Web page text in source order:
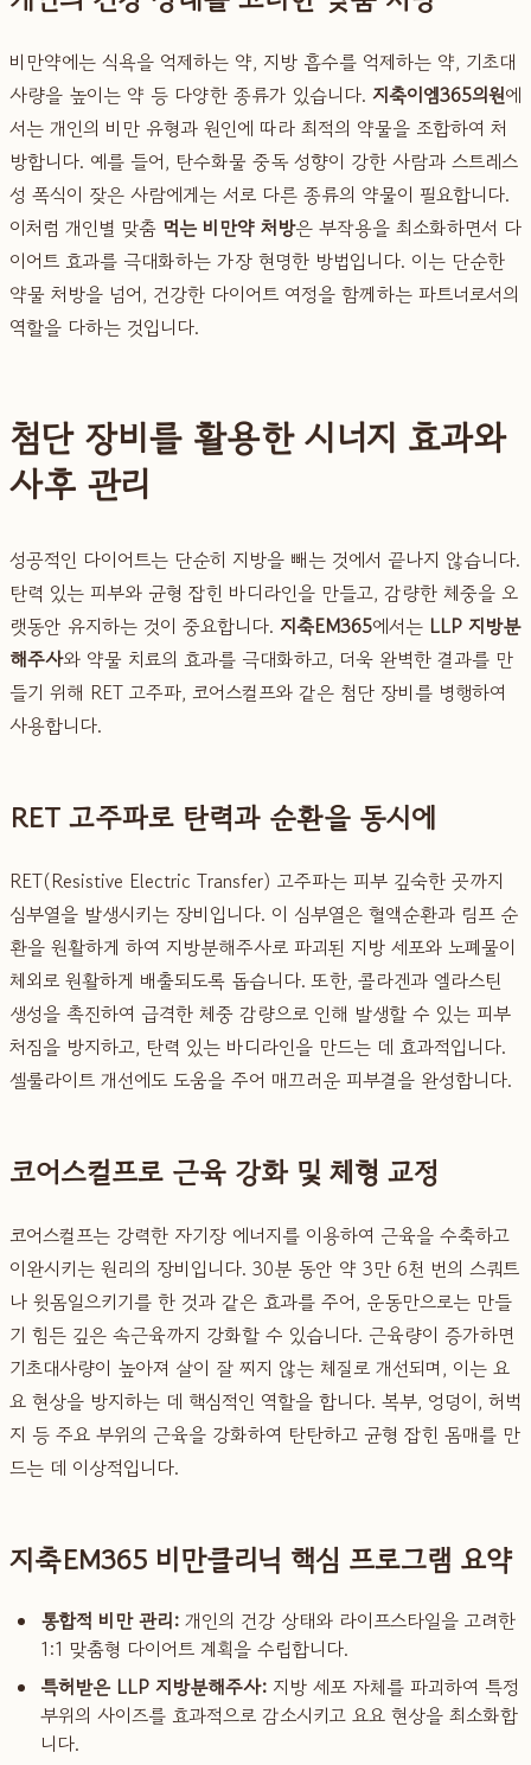
비만약에는 식욕을 억제하는 약, 지방 흡수를 억제하는 약, 기초대
사량을 높이는 약 등 다양한 종류가 있습니다. 지축이엠365의원에
서는 개인의 비만 유형과 원인에 따라 최적의 약물을 조합하여 처
방합니다. 예를 들어, 탄수화물 중독 성향이 강한 사람과 스트레스
성 폭식이 잦은 사람에게는 서로 다른 종류의 약물이 필요합니다.
이처럼 개인별 맞춤 먹는 비만약 처방은 부작용을 최소화하면서 다
이어트 효과를 극대화하는 가장 현명한 방법입니다. 이는 단순한
약물 처방을 넘어, 건강한 다이어트 여정을 함께하는 파트너로서의
역할을 다하는 것입니다.
첨단 장비를 활용한 시너지 효과와
사후 관리
성공적인 다이어트는 단순히 지방을 빼는 것에서 끝나지 않습니다.
탄력 있는 피부와 균형 잡힌 바디라인을 만들고, 감량한 체중을 오
랫동안 유지하는 것이 중요합니다. 지축EM365에서는 LLP 지방분
해주사와 약물 치료의 효과를 극대화하고, 더욱 완벽한 결과를 만
들기 위해 RET 고주파, 코어스컬프와 같은 첨단 장비를 병행하여
사용합니다.
RET 고주파로 탄력과 순환을 동시에
RET(Resistive Electric Transfer) 고주파는 피부 깊숙한 곳까지
심부열을 발생시키는 장비입니다. 이 심부열은 혈액순환과 림프 순
환을 원활하게 하여 지방분해주사로 파괴된 지방 세포와 노폐물이
체외로 원활하게 배출되도록 돕습니다. 또한, 콜라겐과 엘라스틴
생성을 촉진하여 급격한 체중 감량으로 인해 발생할 수 있는 피부
처짐을 방지하고, 탄력 있는 바디라인을 만드는 데 효과적입니다.
셀룰라이트 개선에도 도움을 주어 매끄러운 피부결을 완성합니다.
코어스컬프로 근육 강화 및 체형 교정
코어스컬프는 강력한 자기장 에너지를 이용하여 근육을 수축하고
이완시키는 원리의 장비입니다. 30분 동안 약 3만 6천 번의 스쿼트
나 윗몸일으키기를 한 것과 같은 효과를 주어, 운동만으로는 만들
기 힘든 깊은 속근육까지 강화할 수 있습니다. 근육량이 증가하면
기초대사량이 높아져 살이 잘 찌지 않는 체질로 개선되며, 이는 요
요 현상을 방지하는 데 핵심적인 역할을 합니다. 복부, 엉덩이, 허벅
지 등 주요 부위의 근육을 강화하여 탄탄하고 균형 잡힌 몸매를 만
드는 데 이상적입니다.
지축EM365 비만클리닉 핵심 프로그램 요약
통합적 비만 관리: 개인의 건강 상태와 라이프스타일을 고려한
1:1 맞춤형 다이어트 계획을 수립합니다.
특허받은 LLP 지방분해주사: 지방 세포 자체를 파괴하여 특정
부위의 사이즈를 효과적으로 감소시키고 요요 현상을 최소화합
니다.